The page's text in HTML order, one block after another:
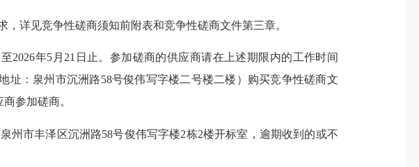
详见竞争性磋商须知前附表和竞争性磋商文件第三章。
年5月21日止。参加磋商的供应商请在上述期限内的工作时间
址：泉州市沉洲路58号俊伟写字楼二号楼二楼）购买竞争性磋商文
参加磋商。
市丰泽区沉洲路58号俊伟写字楼2栋2楼开标室，逾期收到的或不